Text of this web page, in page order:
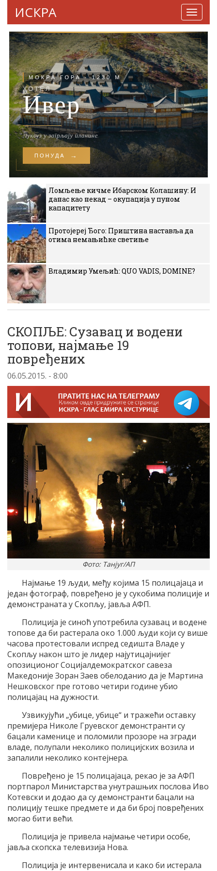
ИСКРА
Ломљење кичме Ибарском Колашину: И
данас као некад – окупација у пуном
капацитету
Протојереј Ђого: Приштина наставља да
отима немањићке светиње
Владимир Умељић: QUO VADIS, DOMINE?
СКОПЉЕ: Сузавац и водени
топови, најмање 19
повређених
06.05.2015. - 8:00
Фото: Танјуг/АП
Најмање 19 људи, међу којима 15 полицајаца и
један фотограф, повређено је у сукобима полиције и
демонстраната у Скопљу, јавља АФП.
Полиција је синоћ употребила сузавац и водене
топове да би растерала око 1.000 људи који су више
часова протестовали испред седишта Владе у
Скопљу након што је лидер најутицајнијег
опозиционог Социјалдемократског савеза
Македоније Зоран Заев обелоданио да је Мартина
Нешковског пре готово четири године убио
полицајац на дужности.
Узвикујући „убице, убице“ и тражећи оставку
премијера Николе Груевског демонстранти су
бацали каменице и поломили прозоре на згради
владе, полупали неколико полицијских возила и
запалили неколико контејнера.
Повређено је 15 полицајаца, рекао је за АФП
портпарол Министарства унутрашњих послова Иво
Котевски и додао да су демонстранти бацали на
полицију тешке предмете и да би број повређених
могао бити већи.
Полиција је привела најмање четири особе,
јавља скопска телевизија Нова.
Полиција је интервенисала и како би истерала